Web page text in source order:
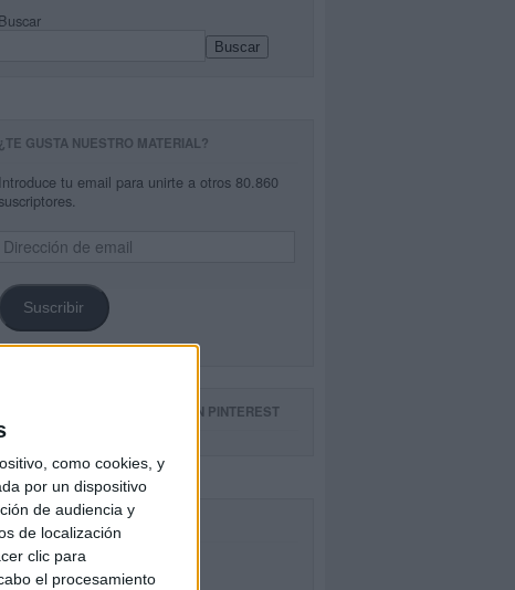
como cookies, y
por un dispositivo
de audiencia y
de localización
clic para
el procesamiento
Buscar
Buscar
¿TE GUSTA NUESTRO MATERIAL?
Introduce tu email para unirte a otros 80.860
suscriptores.
Dirección
de
Suscribir
SIGUE NUESTROS TABLEROS EN PINTEREST